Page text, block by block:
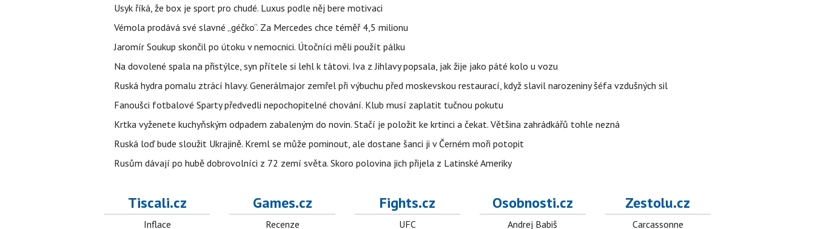
Usyk říká, že box je sport pro chudé. Luxus podle něj bere motivaci
Vémola prodává své slavné „géčko“. Za Mercedes chce téměř 4,5 milionu
Jaromír Soukup skončil po útoku v nemocnici. Útočníci měli použít pálku
Na dovolené spala na přistýlce, syn přítele si lehl k tátovi. Iva z Jihlavy popsala, jak žije jako páté kolo u vozu
Ruská hydra pomalu ztrácí hlavy. Generálmajor zemřel při výbuchu před moskevskou restaurací, když slavil narozeniny šéfa vzdušných sil
Fanoušci fotbalové Sparty předvedli nepochopitelné chování. Klub musí zaplatit tučnou pokutu
Krtka vyženete kuchyňským odpadem zabaleným do novin. Stačí je položit ke krtinci a čekat. Většina zahrádkářů tohle nezná
Ruská loď bude sloužit Ukrajině. Kreml se může pominout, ale dostane šanci ji v Černém moři potopit
Rusům dávají po hubě dobrovolníci z 72 zemí světa. Skoro polovina jich přijela z Latinské Ameriky
Tiscali.cz
Inflace
Games.cz
Recenze
Fights.cz
UFC
Osobnosti.cz
Andrej Babiš
Zestolu.cz
Carcassonne